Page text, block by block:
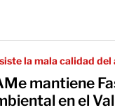
la mala calidad del
mantiene
en el